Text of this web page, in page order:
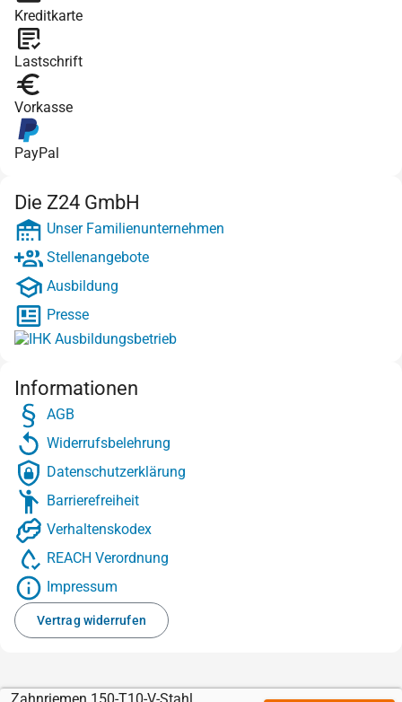
Kreditkarte
Lastschrift
Vorkasse
PayPal
Die Z24 GmbH
Unser Familienunternehmen
Stellenangebote
Ausbildung
Presse
Informationen
AGB
Widerrufsbelehrung
Datenschutzerklärung
Barrierefreiheit
Verhaltenskodex
REACH Verordnung
Impressum
Vertrag widerrufen